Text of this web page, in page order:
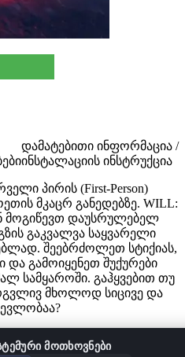
დამატებითი ინფორმაცია /
ინსტალაციის ინსტრუქცია
პირის (First-Person)
მკაცრ განედებზე. WILL:
მოგიწევთ დაუსრულებელ
გაკვალვა საყვარელი
შეებრძოლეთ სტიქიას,
და გამოიყენეთ შუქურები
სამყაროში. გაჰყვებით თუ
მხოლოდ სიცივე და
მოთხოვნები